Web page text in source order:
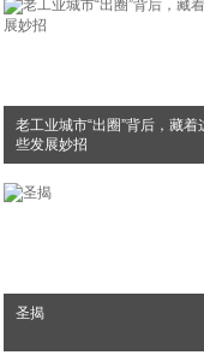
老工业城市“出圈”背后，藏着
些发展妙招
圣揭